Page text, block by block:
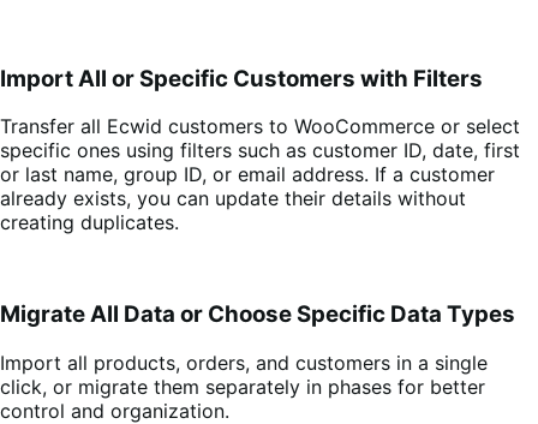
Import All or Specific Customers with Filters
Transfer all Ecwid customers to WooCommerce or select
specific ones using filters such as customer ID, date, first
or last name, group ID, or email address. If a customer
already exists, you can update their details without
creating duplicates.
Migrate All Data or Choose Specific Data Types
Import all products, orders, and customers in a single
click, or migrate them separately in phases for better
control and organization.